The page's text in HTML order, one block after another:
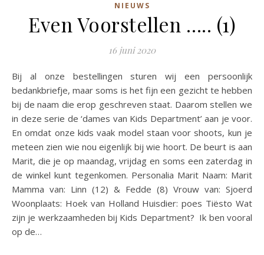
NIEUWS
Even Voorstellen ….. (1)
16 juni 2020
Bij al onze bestellingen sturen wij een persoonlijk
bedankbriefje, maar soms is het fijn een gezicht te hebben
bij de naam die erop geschreven staat. Daarom stellen we
in deze serie de ‘dames van Kids Department’ aan je voor.
En omdat onze kids vaak model staan voor shoots, kun je
meteen zien wie nou eigenlijk bij wie hoort. De beurt is aan
Marit, die je op maandag, vrijdag en soms een zaterdag in
de winkel kunt tegenkomen. Personalia Marit Naam: Marit
Mamma van: Linn (12) & Fedde (8) Vrouw van: Sjoerd
Woonplaats: Hoek van Holland Huisdier: poes Tiësto Wat
zijn je werkzaamheden bij Kids Department? Ik ben vooral
op de…